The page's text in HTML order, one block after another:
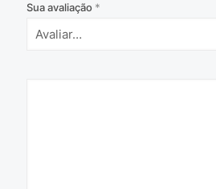
Sua avaliação *